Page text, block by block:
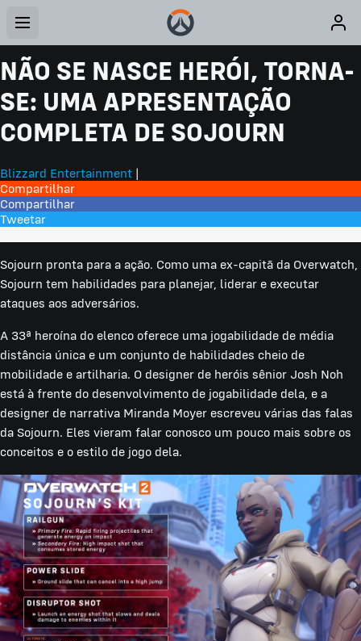
NÃO SE NASCE HERÓI, TORNA-
SE: UMA APRESENTAÇÃO
COMPLETA DE SOJOURN
Blizzard Entertainment |
Compartilhar
Compartilhar
Tweetar
Sojourn pronta para a ação. Como uma ex-capitã da Overwatch,
Sojourn tem habilidades para planejar, liderar e executar
ataques aos adversários.
A 33ª heroína do elenco oferece uma jogabilidade de média
distância única e um conjunto de habilidades cheio de
mobilidade e artilharia. O designer de heróis sênior Josh Noh
está à frente do desenvolvimento de jogabilidade dela, e a
designer de narrativa Miranda Moyer escreveu várias das falas
da Sojourn. Eles vieram falar conosco um pouco mais sobre os
conceitos e o estilo de jogo dela.